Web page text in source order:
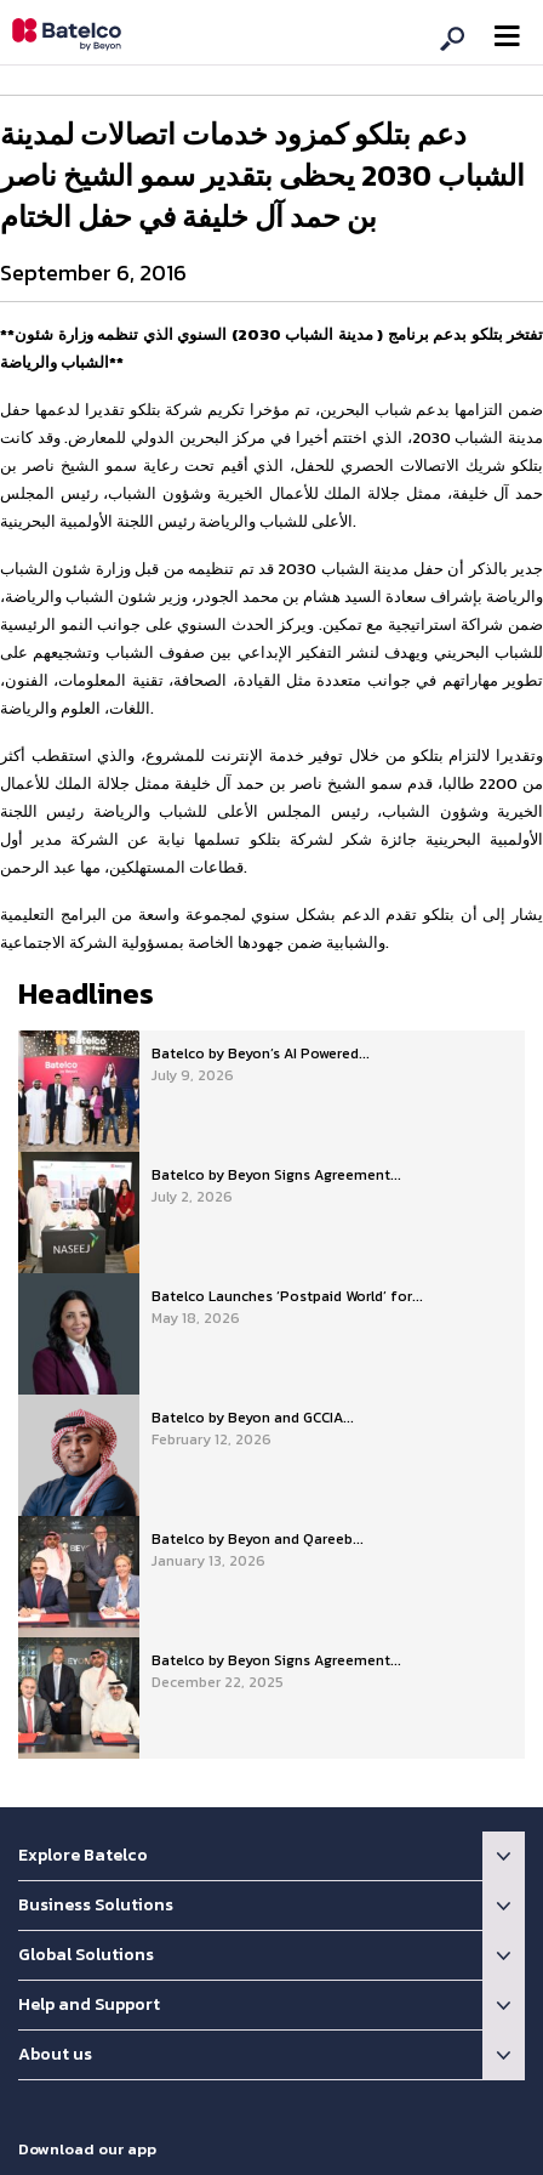
دعم بتلكو كمزود خدمات اتصالات لمدينة
الشباب 2030 يحظى بتقدير سمو الشيخ ناصر
بن حمد آل خليفة في حفل الختام
September 6, 2016
**تفتخر بتلكو بدعم برنامج ( مدينة الشباب 2030) السنوي الذي تنظمه وزارة شئون
الشباب والرياضة**
ضمن التزامها بدعم شباب البحرين، تم مؤخرا تكريم شركة بتلكو تقديرا لدعمها حفل
مدينة الشباب 2030، الذي اختتم أخيرا في مركز البحرين الدولي للمعارض. وقد كانت
بتلكو شريك الاتصالات الحصري للحفل، الذي أقيم تحت رعاية سمو الشيخ ناصر بن
حمد آل خليفة، ممثل جلالة الملك للأعمال الخيرية وشؤون الشباب، رئيس المجلس
الأعلى للشباب والرياضة رئيس اللجنة الأولمبية البحرينية.
جدير بالذكر أن حفل مدينة الشباب 2030 قد تم تنظيمه من قبل وزارة شئون الشباب
والرياضة بإشراف سعادة السيد هشام بن محمد الجودر، وزير شئون الشباب والرياضة،
ضمن شراكة استراتيجية مع تمكين. ويركز الحدث السنوي على جوانب النمو الرئيسية
للشباب البحريني ويهدف لنشر التفكير الإبداعي بين صفوف الشباب وتشجيعهم على
تطوير مهاراتهم في جوانب متعددة مثل القيادة، الصحافة، تقنية المعلومات، الفنون،
اللغات، العلوم والرياضة.
وتقديرا لالتزام بتلكو من خلال توفير خدمة الإنترنت للمشروع، والذي استقطب أكثر
من 2200 طالبا، قدم سمو الشيخ ناصر بن حمد آل خليفة ممثل جلالة الملك للأعمال
الخيرية وشؤون الشباب، رئيس المجلس الأعلى للشباب والرياضة رئيس اللجنة
الأولمبية البحرينية جائزة شكر لشركة بتلكو تسلمها نيابة عن الشركة مدير أول
قطاعات المستهلكين، مها عبد الرحمن.
يشار إلى أن بتلكو تقدم الدعم بشكل سنوي لمجموعة واسعة من البرامج التعليمية
والشبابية ضمن جهودها الخاصة بمسؤولية الشركة الاجتماعية.
Headlines
Batelco by Beyon’s AI Powered...
July 9, 2026
Batelco by Beyon Signs Agreement...
July 2, 2026
Batelco Launches ‘Postpaid World’ for...
May 18, 2026
Batelco by Beyon and GCCIA...
February 12, 2026
Batelco by Beyon and Qareeb...
January 13, 2026
Batelco by Beyon Signs Agreement...
December 22, 2025
Explore Batelco
Business Solutions
Global Solutions
Help and Support
About us
Download our app